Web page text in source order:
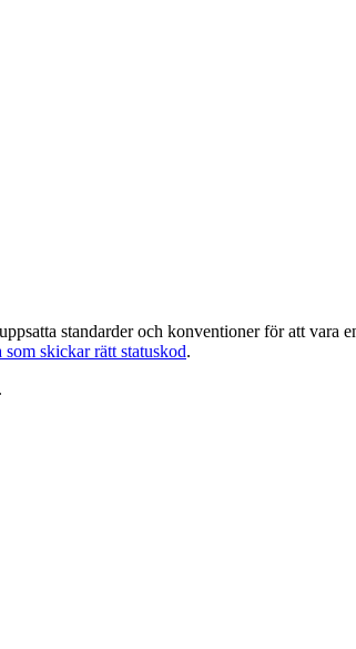
standarder och konventioner för att vara
skickar rätt statuskod.